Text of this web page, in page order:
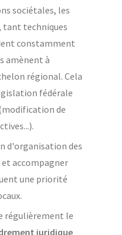
sociétales, les
tant techniques
constamment
amènent à
régional. Cela
fédérale
de
d'organisation des
accompagner
une priorité
régulièrement le
juridique